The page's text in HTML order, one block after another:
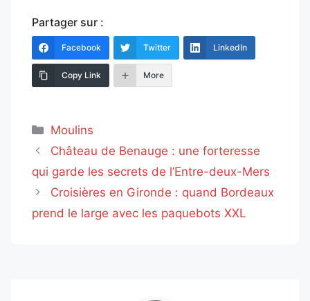
Partager sur :
Facebook Twitter LinkedIn
Copy Link More
Catégories
Moulins
Château de Benauge : une forteresse
qui garde les secrets de l’Entre-deux-Mers
Croisières en Gironde : quand Bordeaux
prend le large avec les paquebots XXL